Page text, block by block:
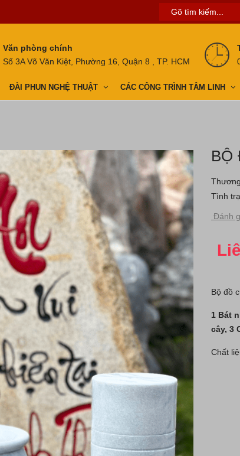
Văn phòng chính
Số 3A Võ Văn Kiệt, Phường 16, Quận 8 , TP. HCM
ĐÀI PHUN NGHỆ THUẬT CÁC CÔNG TRÌNH TÂM LINH
BỘ
Tình
Đánh
Bộ đồ
1 Bát
cây, 3
Chất